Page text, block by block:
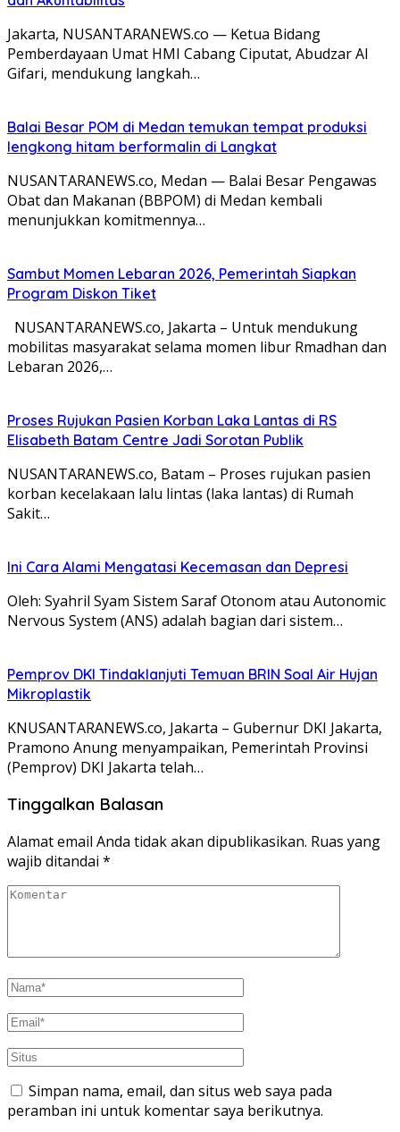
Jakarta, NUSANTARANEWS.co — Ketua Bidang
Pemberdayaan Umat HMI Cabang Ciputat, Abudzar Al
Gifari, mendukung langkah…
Balai Besar POM di Medan temukan tempat produksi
lengkong hitam berformalin di Langkat
NUSANTARANEWS.co, Medan — Balai Besar Pengawas
Obat dan Makanan (BBPOM) di Medan kembali
menunjukkan komitmennya…
Sambut Momen Lebaran 2026, Pemerintah Siapkan
Program Diskon Tiket
NUSANTARANEWS.co, Jakarta – Untuk mendukung
mobilitas masyarakat selama momen libur Rmadhan dan
Lebaran 2026,…
Proses Rujukan Pasien Korban Laka Lantas di RS
Elisabeth Batam Centre Jadi Sorotan Publik
NUSANTARANEWS.co, Batam – Proses rujukan pasien
korban kecelakaan lalu lintas (laka lantas) di Rumah
Sakit…
Ini Cara Alami Mengatasi Kecemasan dan Depresi
Oleh: Syahril Syam Sistem Saraf Otonom atau Autonomic
Nervous System (ANS) adalah bagian dari sistem…
Pemprov DKI Tindaklanjuti Temuan BRIN Soal Air Hujan
Mikroplastik
KNUSANTARANEWS.co, Jakarta – Gubernur DKI Jakarta,
Pramono Anung menyampaikan, Pemerintah Provinsi
(Pemprov) DKI Jakarta telah…
Tinggalkan Balasan
Alamat email Anda tidak akan dipublikasikan. Ruas yang
wajib ditandai *
Simpan nama, email, dan situs web saya pada
peramban ini untuk komentar saya berikutnya.